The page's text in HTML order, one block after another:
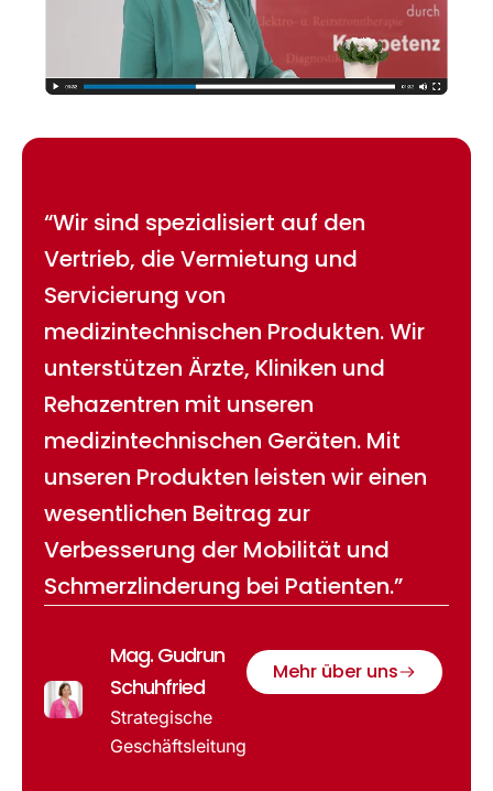
“Wir sind spezialisiert auf den
Vertrieb, die Vermietung und
Servicierung von
medizintechnischen Produkten. Wir
unterstützen Ärzte, Kliniken und
Rehazentren mit unseren
medizintechnischen Geräten. Mit
unseren Produkten leisten wir einen
wesentlichen Beitrag zur
Verbesserung der Mobilität und
Schmerzlinderung bei Patienten.”
Mag. Gudrun
Schuhfried
Strategische
Geschäftsleitung
Mehr über uns